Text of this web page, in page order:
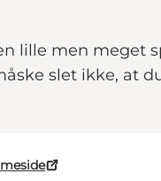
lille men meget
slet ikke, at